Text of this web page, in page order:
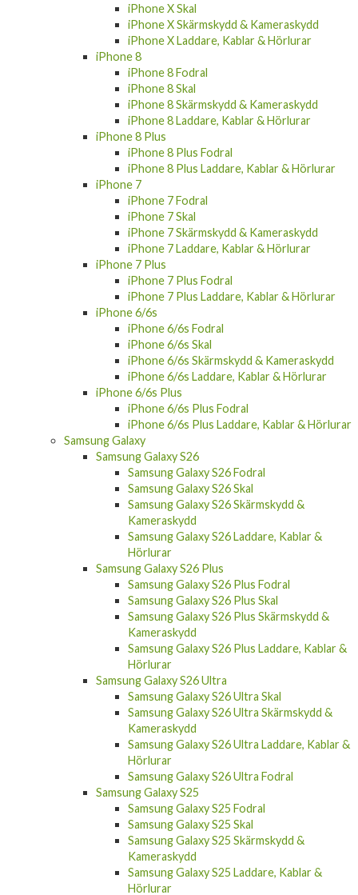
iPhone X Skal
iPhone X Skärmskydd & Kameraskydd
iPhone X Laddare, Kablar & Hörlurar
iPhone 8
iPhone 8 Fodral
iPhone 8 Skal
iPhone 8 Skärmskydd & Kameraskydd
iPhone 8 Laddare, Kablar & Hörlurar
iPhone 8 Plus
iPhone 8 Plus Fodral
iPhone 8 Plus Laddare, Kablar & Hörlurar
iPhone 7
iPhone 7 Fodral
iPhone 7 Skal
iPhone 7 Skärmskydd & Kameraskydd
iPhone 7 Laddare, Kablar & Hörlurar
iPhone 7 Plus
iPhone 7 Plus Fodral
iPhone 7 Plus Laddare, Kablar & Hörlurar
iPhone 6/6s
iPhone 6/6s Fodral
iPhone 6/6s Skal
iPhone 6/6s Skärmskydd & Kameraskydd
iPhone 6/6s Laddare, Kablar & Hörlurar
iPhone 6/6s Plus
iPhone 6/6s Plus Fodral
iPhone 6/6s Plus Laddare, Kablar & Hörlurar
Samsung Galaxy
Samsung Galaxy S26
Samsung Galaxy S26 Fodral
Samsung Galaxy S26 Skal
Samsung Galaxy S26 Skärmskydd &
Kameraskydd
Samsung Galaxy S26 Laddare, Kablar &
Hörlurar
Samsung Galaxy S26 Plus
Samsung Galaxy S26 Plus Fodral
Samsung Galaxy S26 Plus Skal
Samsung Galaxy S26 Plus Skärmskydd &
Kameraskydd
Samsung Galaxy S26 Plus Laddare, Kablar &
Hörlurar
Samsung Galaxy S26 Ultra
Samsung Galaxy S26 Ultra Skal
Samsung Galaxy S26 Ultra Skärmskydd &
Kameraskydd
Samsung Galaxy S26 Ultra Laddare, Kablar &
Hörlurar
Samsung Galaxy S26 Ultra Fodral
Samsung Galaxy S25
Samsung Galaxy S25 Fodral
Samsung Galaxy S25 Skal
Samsung Galaxy S25 Skärmskydd &
Kameraskydd
Samsung Galaxy S25 Laddare, Kablar &
Hörlurar